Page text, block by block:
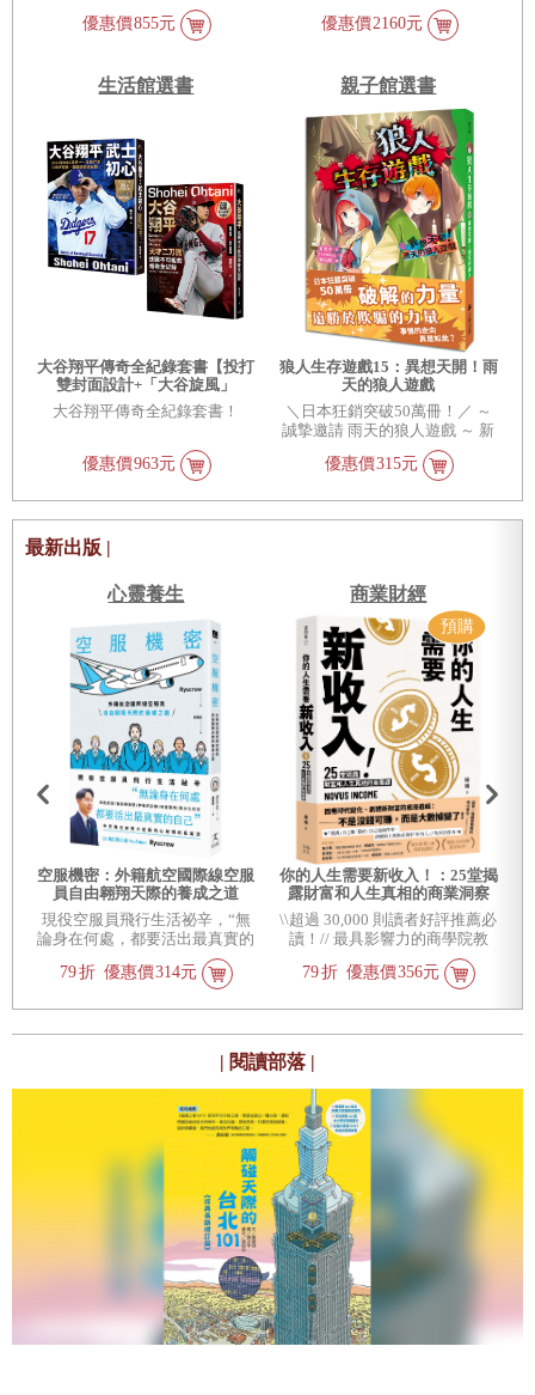
優惠價855元
優惠價2160元
生活館選書
大谷翔平傳奇全紀錄套書【投打
雙封面設計+「大谷旋風」
&「大谷傳奇」書衣海報特典
版】
大谷翔平傳奇全紀錄套書！
優惠價963元
親子館選書
狼人生存遊戲15：異想天開！雨
天的狼人遊戲
＼日本狂銷突破50萬冊！／ ～
誠摯邀請 雨天的狼人遊戲 ～ 新
規則、新遊戲、新狼人……實在
充滿無窮魅力， 希望各位連同伯
福翩然降臨， 在奇幻迷離的遊戲
中掀起滔天巨浪， 將有利戰局，
遮雨棚上的滴答聲，天空被厚重
的烏雲覆蓋，昏暗的光線彷彿夜
晚提前到來。飯店內，點點燭光
微弱閃爍，一場「無人退場」的
生存遊戲即將開始！ 參加者們一
如既往，默默接過規則，但眼神
卻紛紛集中在「追加規則」上，
因為這項規則的設計者，正是參
與過多次遊戲的元老──赤村
隼。 破解的力量遠勝於欺騙的力
量！ 事情的走向真是如此？ 在
此規則之下，直到遊戲第三天的
最高得票者退場前，因投票或被
襲擊的參加者都不會立刻出局，
而是能留在現場繼續參與討論，
換句話說，在第三天的投票結果
公布前，場上的人員都不會減
少！ 此項規則乍看之下對村人陣
營有利，參加者之間能有更多的
意見交流，順利的話，就能快速
找出敵方破綻，揪出狼人，終結
遊戲；然而，倘若這些留在場上
「視同退場者」的存在，究竟是
鳥的祝福】 〔規則1〕至遊戲第
三天公布投票結果為止，參加者
都不會「退場」，可以繼續留在
遊戲舞臺。 〔規則2〕因投票或
襲擊而「被視為退場」的參加
者，在遊戲第三天公布投票結果
之前，都可以繼續參與討論。 ※
投票結果會以廣播通知，襲擊結
果僅會以廣播通知是否成功。 ※
通靈師可以對「被視為退場」的
參加者使用能力。 ※「被視為退
場」的參加者無法發動能力，投
票也不列入計算。 ※違反禁止事
項而退場者不包含在內。 〔規則
優惠價315元
最新出版 |
心靈養生
空服機密：外籍航空國際線空服
員自由翱翔天際的養成之道
現役空服員飛行生活祕辛，“無
論身在何處，都要活出最真實的
自己” 、 “雲層之上，永遠是晴
天”
79折 優惠價314元
商業財經
你的人生需要新收入！：25堂揭
露財富和人生真相的商業洞察
課，用51分的勇氣，專心快樂發
展自己！
\\超過 30,000 則讀者好評推薦必
讀！// 最具影響力的商學院教
授、職場專家錢婧，年度商業力
作
79折 優惠價356元
| 閱讀部落 |